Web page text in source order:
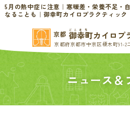
5月の熱中症に注意｜寒暖差・栄養不足・
なることも｜御幸町カイロプラクティック
京都 ごこまち
御幸町カイロプ
京都府京都市中京区榎木町91-2
TOP
当院の
当院について
お問い合わせ
ニュース＆